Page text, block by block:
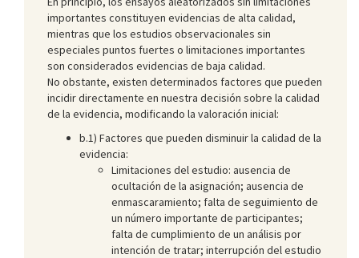
importantes constituyen evidencias de alta calidad,
mientras que los estudios observacionales sin
especiales puntos fuertes o limitaciones importantes
son considerados evidencias de baja calidad.
No obstante, existen determinados factores que pueden
incidir directamente en nuestra decisión sobre la calidad
de la evidencia, modificando la valoración inicial:
b.1) Factores que pueden disminuir la calidad de la
evidencia:
Limitaciones del estudio: ausencia de
ocultación de la asignación; ausencia de
enmascaramiento; falta de seguimiento de
un número importante de participantes;
falta de cumplimiento de un análisis por
intención de tratar; interrupción del estudio